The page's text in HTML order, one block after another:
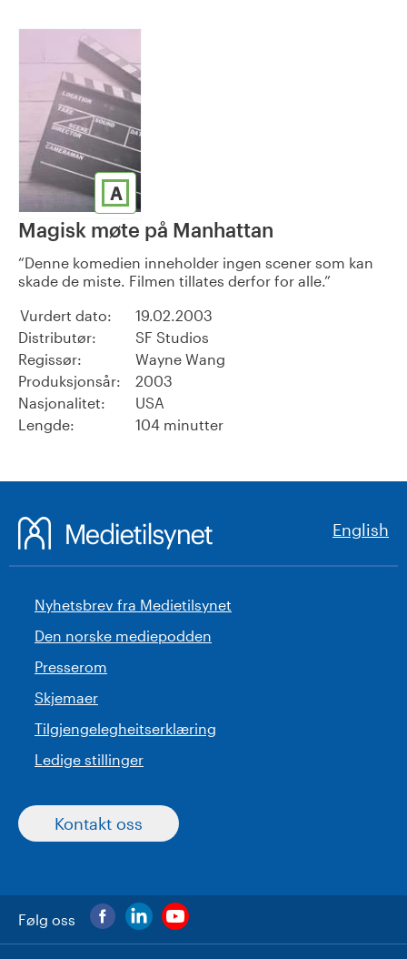
A
Magisk møte på Manhattan
Denne komedien inneholder ingen scener som kan
skade de miste. Filmen tillates derfor for alle.
Vurdert dato:
19.02.2003
Distributør:
SF Studios
Regissør:
Wayne Wang
Produksjonsår:
2003
Nasjonalitet:
USA
Lengde:
104 minutter
English
Nyhetsbrev fra Medietilsynet
Den norske mediepodden
Presserom
Skjemaer
Tilgjengelegheitserklæring
Ledige stillinger
Kontakt oss
Følg oss